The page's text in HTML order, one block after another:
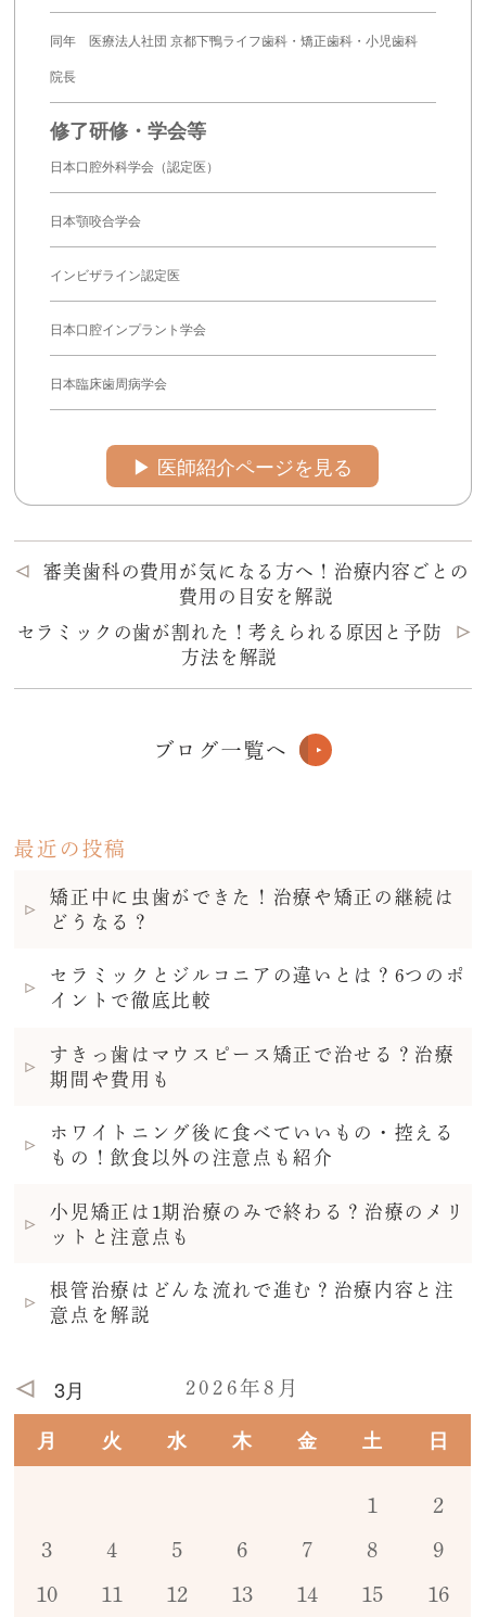
同年 医療法人社団 京都下鴨ライフ歯科・矯正歯科・小児歯科
院長
修了研修・学会等
日本口腔外科学会（認定医）
日本顎咬合学会
インビザライン認定医
日本口腔インプラント学会
日本臨床歯周病学会
▶︎ 医師紹介ページを見る
審美歯科の費用が気になる方へ！治療内容ごとの
費用の目安を解説
セラミックの歯が割れた！考えられる原因と予防
方法を解説
ブログ一覧へ
最近の投稿
矯正中に虫歯ができた！治療や矯正の継続は
どうなる？
セラミックとジルコニアの違いとは？6つのポ
イントで徹底比較
すきっ歯はマウスピース矯正で治せる？治療
期間や費用も
ホワイトニング後に食べていいもの・控える
もの！飲食以外の注意点も紹介
小児矯正は1期治療のみで終わる？治療のメリ
ットと注意点も
根管治療はどんな流れで進む？治療内容と注
意点を解説
2026年8月
月 火 水 木 金 土 日
3月
1 2
3 4 5 6 7 8 9
10 11 12 13 14 15 16